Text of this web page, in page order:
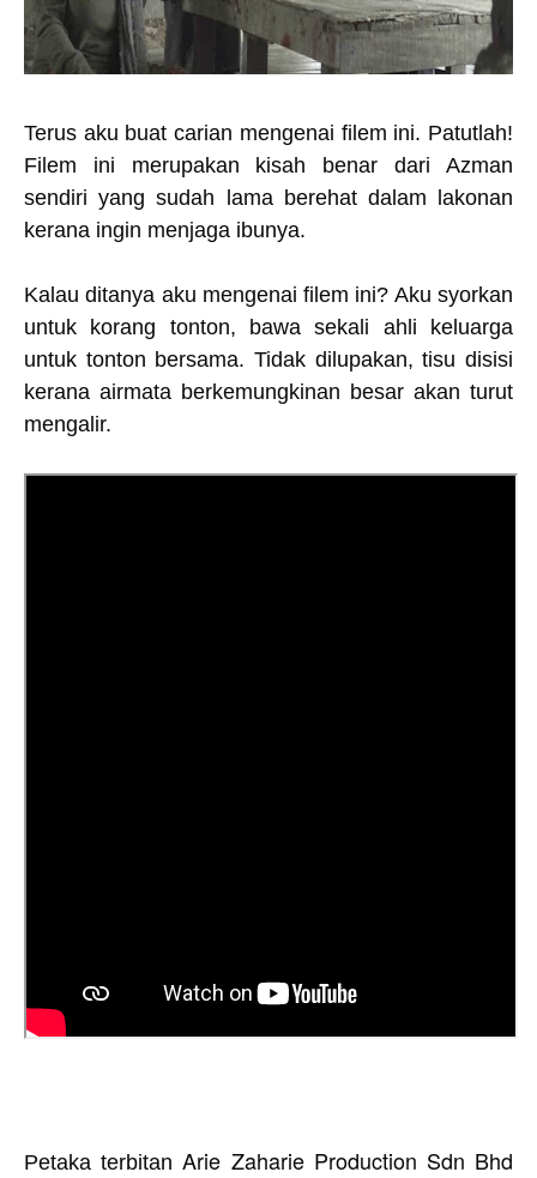
Terus aku buat carian mengenai filem ini. Patutlah!
Filem ini merupakan kisah benar dari Azman
sendiri yang sudah lama berehat dalam lakonan
kerana ingin menjaga ibunya.
Kalau ditanya aku mengenai filem ini? Aku syorkan
untuk korang tonton, bawa sekali ahli keluarga
untuk tonton bersama. Tidak dilupakan, tisu disisi
kerana airmata berkemungkinan besar akan turut
mengalir.
PetakaterbitanArie Zaharie Production Sdn Bhd